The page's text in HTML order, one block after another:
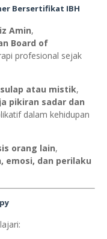
Bersertifikat IBH
Amin,
Board of
profesional sejak
atau mistik,
pikiran sadar dan
dalam kehidupan
orang lain,
emosi, dan perilaku